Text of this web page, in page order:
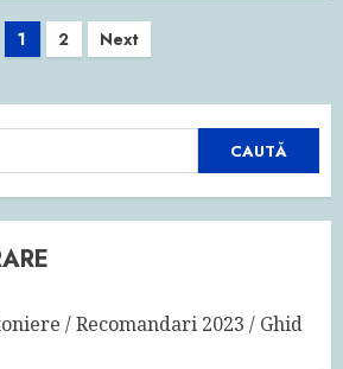
1 2 Next
/ Recomandari 2023 / Ghid